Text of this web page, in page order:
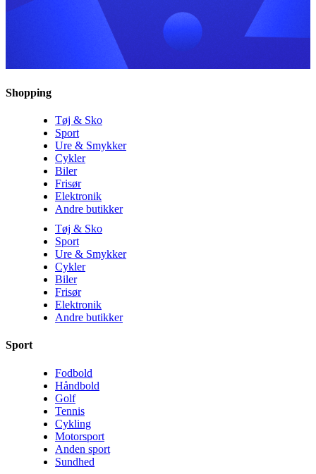
Shopping
Tøj & Sko
Sport
Ure & Smykker
Cykler
Biler
Frisør
Elektronik
Andre butikker
Tøj & Sko
Sport
Ure & Smykker
Cykler
Biler
Frisør
Elektronik
Andre butikker
Sport
Fodbold
Håndbold
Golf
Tennis
Cykling
Motorsport
Anden sport
Sundhed